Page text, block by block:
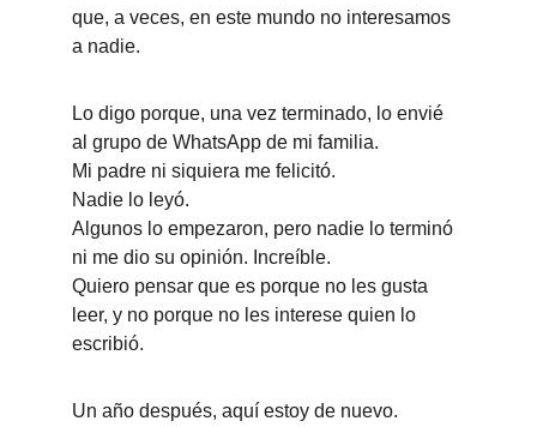
que, a veces, en este mundo no interesamos
a nadie.
Lo digo porque, una vez terminado, lo envié
al grupo de WhatsApp de mi familia.
Mi padre ni siquiera me felicitó.
Nadie lo leyó.
Algunos lo empezaron, pero nadie lo terminó
ni me dio su opinión. Increíble.
Quiero pensar que es porque no les gusta
leer, y no porque no les interese quien lo
escribió.
Un año después, aquí estoy de nuevo.